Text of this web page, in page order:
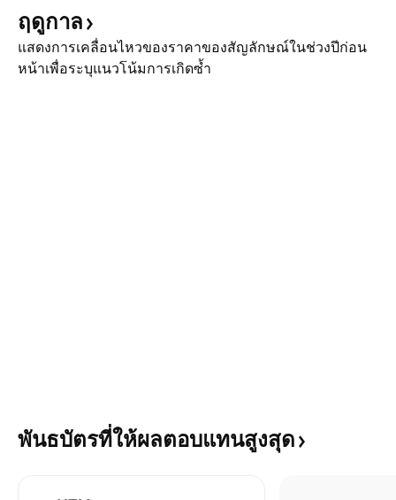
ฤดูกาล
แสดงการเคลื่อนไหวของราคาของสัญลักษณ์ในช่วงปีก่อน
หน้าเพื่อระบุแนวโน้มการเกิดซ้ำ
พันธบัตรที่ให้ผลตอบแทนสูงสุด